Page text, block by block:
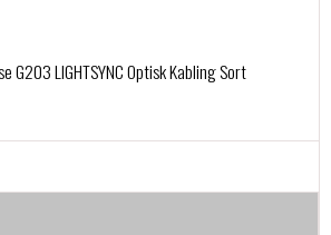
G203 LIGHTSYNC Optisk Kabling Sort